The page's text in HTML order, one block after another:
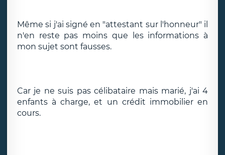
Même si j'ai signé en "attestant sur l'honneur" il
n'en reste pas moins que les informations à
mon sujet sont fausses.
Car je ne suis pas célibataire mais marié, j'ai 4
enfants à charge, et un crédit immobilier en
cours.